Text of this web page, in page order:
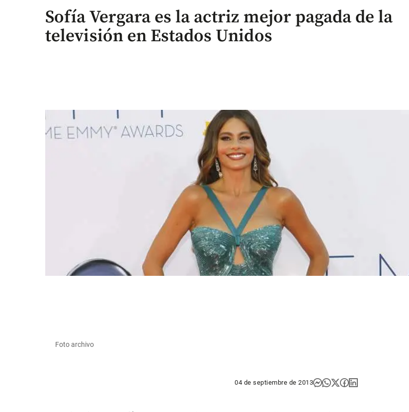
Sofía Vergara es la actriz mejor pagada de la
televisión en Estados Unidos
Foto archivo
04 de septiembre de 2013